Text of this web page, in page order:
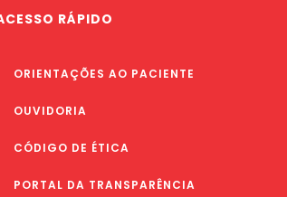
RÁPIDO
ORIENTAÇÕES AO PACIENTE
OUVIDORIA
CÓDIGO DE ÉTICA
PORTAL DA TRANSPARÊNCIA